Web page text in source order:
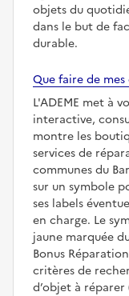
objets du
dans le but de
durable.
Que faire de
L'ADEME met à
interactive,
montre les
services de
communes du
sur un symbole
ses labels
en charge. Le
jaune marquée
Bonus
critères de
d’objet à